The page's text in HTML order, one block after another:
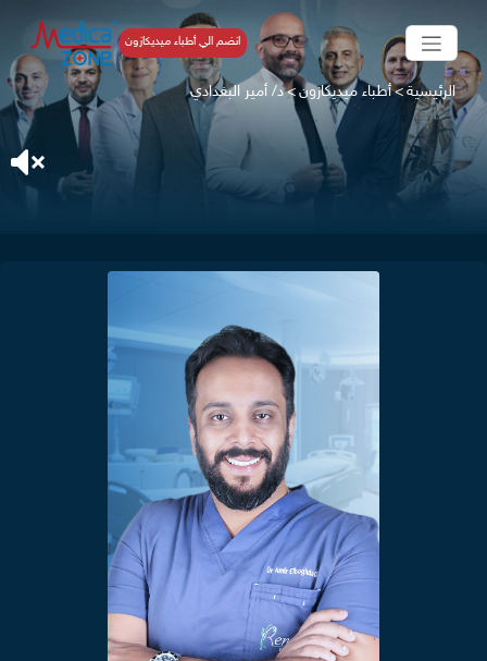
انضم الي أطباء ميديكازون
الرئيسية>أطباء ميديكازون>د/ أمير البغدادي